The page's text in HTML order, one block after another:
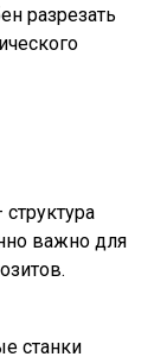
разрезать
структура
важно для
станки